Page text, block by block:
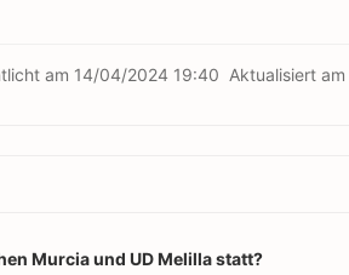
am 14/04/2024 19:40 Aktualisiert am
Murcia und UD Melilla statt?